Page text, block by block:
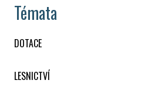
Témata
DOTACE
LESNICTVÍ